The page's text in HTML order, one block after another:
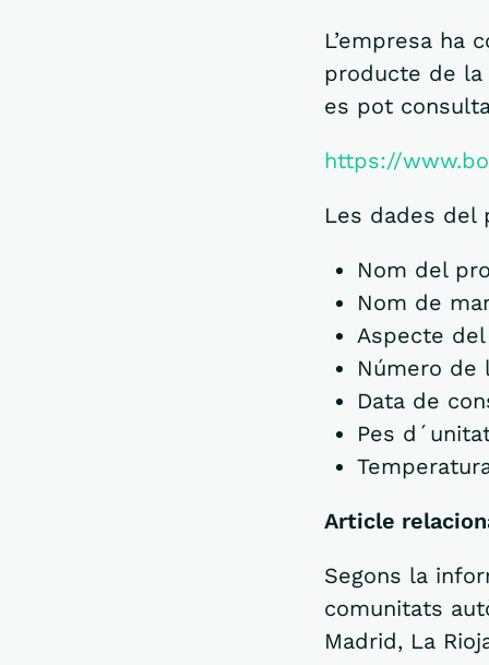
L’empresa ha
producte de la
es pot
https://
Les dades del
Nom del
Nom de
Aspecte
Número de
Data de
Pes
Article
Segons la
comunitats
Madrid, La